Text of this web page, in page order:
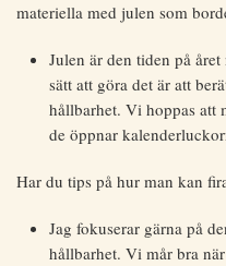
materiella med julen som
Julen är den tiden på
sätt att göra det är att
hållbarhet. Vi hoppas att
de öppnar
Har du tips på hur man kan
Jag fokuserar gärna på
hållbarhet. Vi mår bra